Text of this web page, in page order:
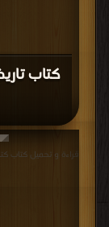
كتاب